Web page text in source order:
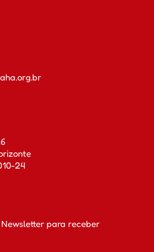
24
Newsletter para receber